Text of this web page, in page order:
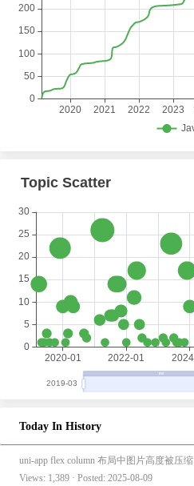
Today In History
uni-app flex column 布局中图片高度被压缩
Views: 1,389 · Posted: 2025-08-09